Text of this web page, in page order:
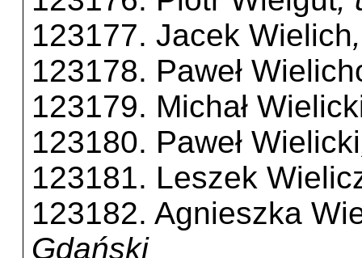
123177. Jacek Wielich
123178. Paweł
123179. Michał
123180. Paweł Wielicki
123181. Leszek
123182. Agnieszka
Gdański